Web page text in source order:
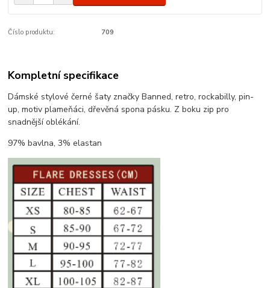
Číslo produktu: 709
Kompletní specifikace
Dámské stylové černé šaty značky Banned, retro, rockabilly, pin-
up, motiv plameňáci, dřevěná spona pásku. Z boku zip pro
snadnější oblékání.
97% bavlna, 3% elastan